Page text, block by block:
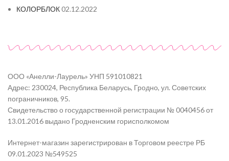
КОЛОРБЛОК02.12.2022
ООО «Анелли-Лаурель» УНП 591010821
Адрес: 230024, Республика Беларусь, Гродно, ул. Советских
пограничников, 95.
Свидетельство о государственной регистрации № 0040456 от
13.01.2016 выдано Гродненским горисполкомом
Интернет-магазин зарегистрирован в Торговом реестре РБ
09.01.2023 №549525